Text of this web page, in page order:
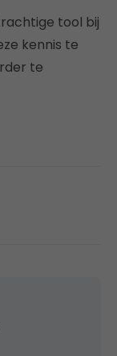
tool bij
kennis te
te